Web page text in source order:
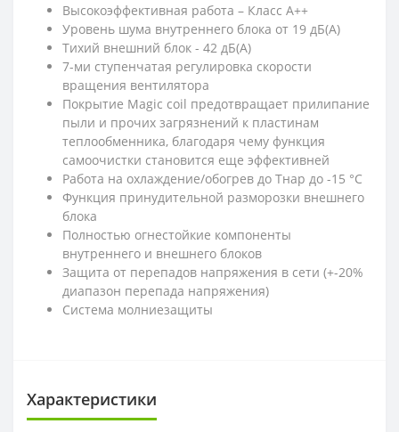
Высокоэффективная работа – Класс А++
Уровень шума внутреннего блока от 19 дБ(А)
Тихий внешний блок - 42 дБ(А)
7-ми ступенчатая регулировка скорости
вращения вентилятора
Покрытие Magic coil предотвращает прилипание
пыли и прочих загрязнений к пластинам
теплообменника, благодаря чему функция
самоочистки становится еще эффективней
Работа на охлаждение/обогрев до Тнар до -15 °С
Функция принудительной разморозки внешнего
блока
Полностью огнестойкие компоненты
внутреннего и внешнего блоков
Защита от перепадов напряжения в сети (+-20%
диапазон перепада напряжения)
Система молниезащиты
Характеристики